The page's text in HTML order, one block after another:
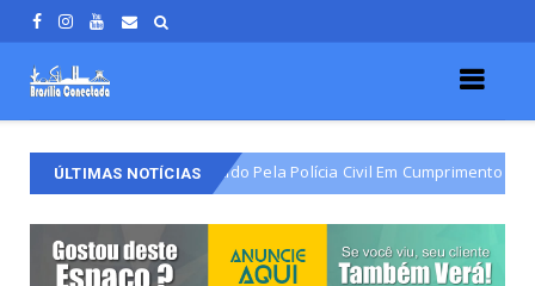
ÚLTIMAS NOTÍCIAS
Varjão É Detido Pela Polícia Civil Em Cumprimento De Mandado De